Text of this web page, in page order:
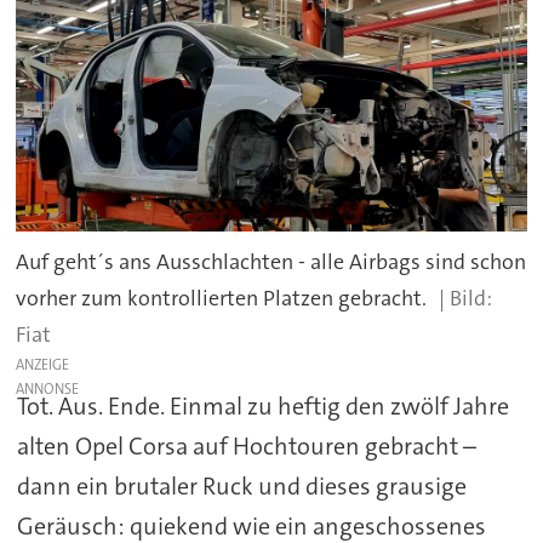
Auf geht´s ans Ausschlachten - alle Airbags sind schon
vorher zum kontrollierten Platzen gebracht.
Fiat
ANZEIGE
Tot. Aus. Ende. Einmal zu heftig den zwölf Jahre
alten Opel Corsa auf Hochtouren gebracht –
dann ein brutaler Ruck und dieses grausige
Geräusch: quiekend wie ein angeschossenes